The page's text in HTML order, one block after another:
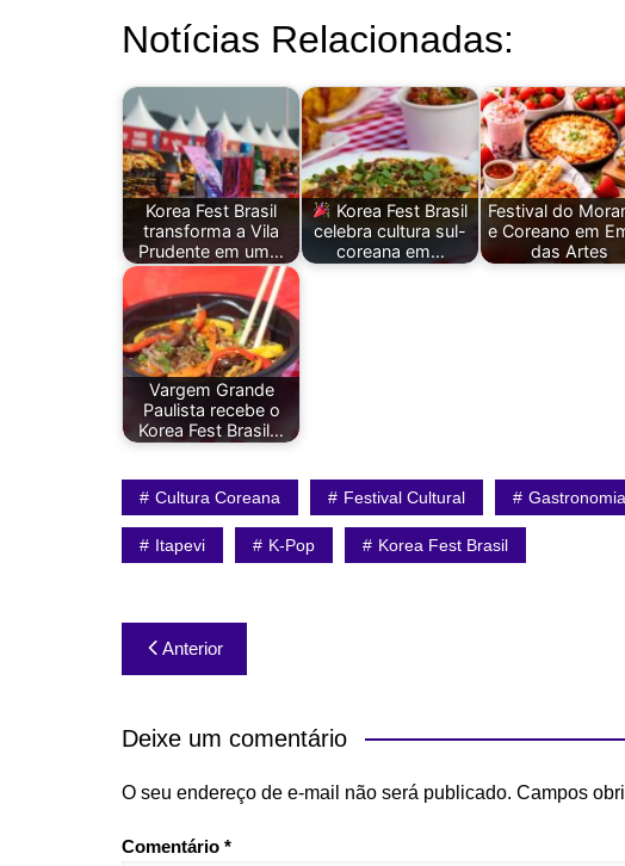
Notícias Relacionadas:
Korea Fest Brasil
transforma a Vila
Prudente em um…
Korea Fest Brasil
celebra cultura sul-
coreana em…
Festival do
e Coreano em
das Artes
Vargem Grande
Paulista recebe o
Korea Fest Brasil…
Cultura Coreana Festival Cultural
Itapevi K-Pop Korea Fest Brasil
Navegação
de
Post
Anterior
Deixe um comentário
O seu endereço de e-mail não será publicado. Campos
Comentário *